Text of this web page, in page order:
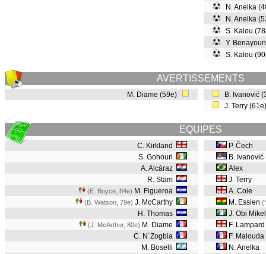
N. Anelka
N. Anelka
S. Kalou
Y.
S. Kalou
AVERTISSEMENTS
M. Diame (59e)
B. Ivanović
J. Terry
EQUIPES
C. Kirkland
S. Gohouri
A. Alcáraz
R. Stam
(E. Boyce, 84e) M. Figueroa
(B. Watson, 79e) J. McCarthy
H. Thomas
(J. McArthur, 80e) M. Diame
C. N´Zogbia
M. Boselli
P. Čech
B. Ivanović
Alex
J. Terry
A. Cole
M. Essien
J. Obi Mikel
F. Lampard
F. Malouda
N. Anelka